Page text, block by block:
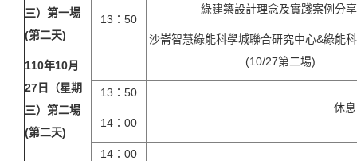
三）第一場
(第二天)
110年10月
27日（星期
三）第二場
(第二天)
13：50
綠建築設計理念及實踐案例分
沙崙智慧綠能科學城聯合研究中心&綠能
(10/27第二場)
13：50
14：00
休
14：00